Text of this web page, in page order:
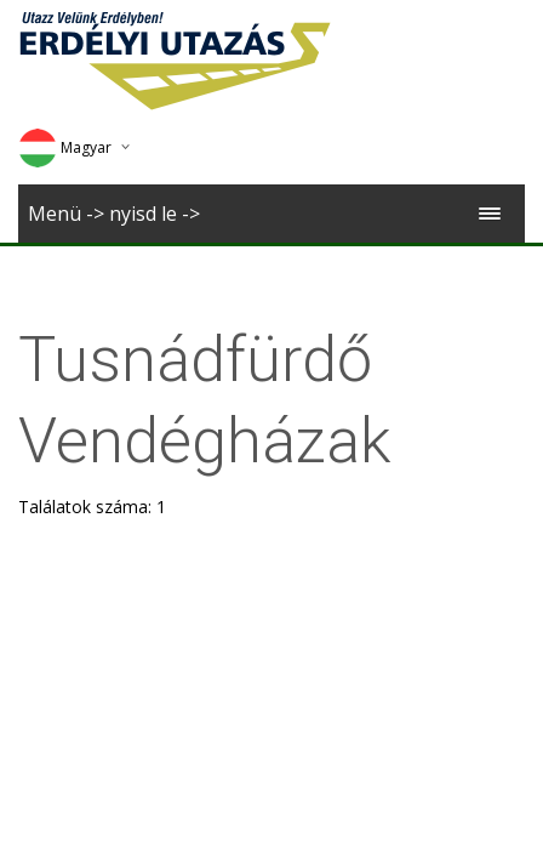
Magyar
Deutsch
Menü -> nyisd le ->
Tusnádfürdő
Vendégházak
Találatok száma: 1